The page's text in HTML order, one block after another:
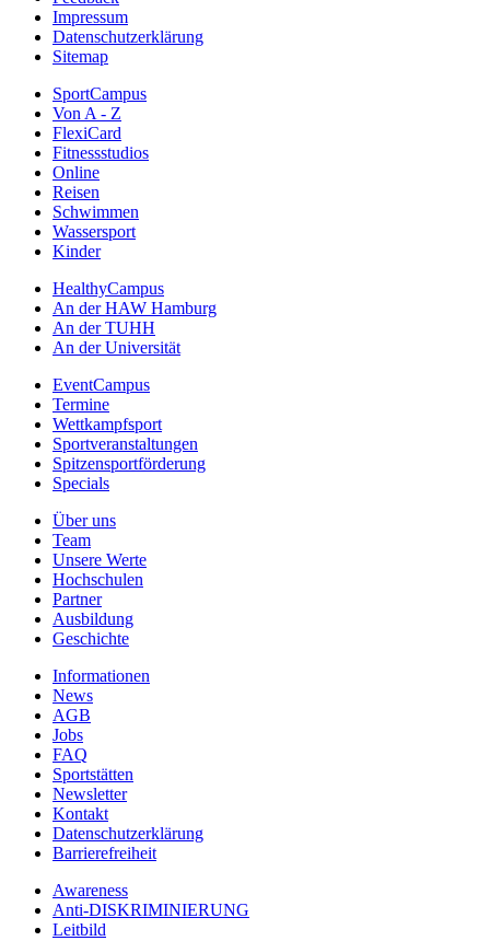
Impressum
Datenschutzerklärung
Sitemap
SportCampus
Von A - Z
FlexiCard
Fitnessstudios
Online
Reisen
Schwimmen
Wassersport
Kinder
HealthyCampus
An der HAW Hamburg
An der TUHH
An der Universität
EventCampus
Termine
Wettkampfsport
Sportveranstaltungen
Spitzensportförderung
Specials
Über uns
Team
Unsere Werte
Hochschulen
Partner
Ausbildung
Geschichte
Informationen
News
AGB
Jobs
FAQ
Sportstätten
Newsletter
Kontakt
Datenschutzerklärung
Barrierefreiheit
Awareness
Anti-DISKRIMINIERUNG
Leitbild